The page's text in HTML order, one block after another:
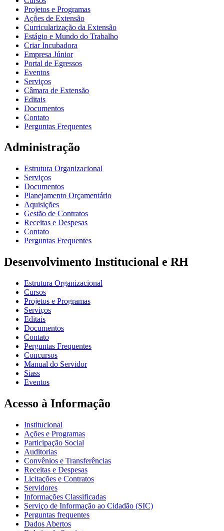
Projetos e Programas
Ações de Extensão
Curricularização da Extensão
Estágio e Mundo do Trabalho
Criar Incubadora
Empresa Júnior
Portal de Egressos
Eventos
Serviços
Câmara de Extensão
Editais
Documentos
Contato
Perguntas Frequentes
Administração
Estrutura Organizacional
Serviços
Documentos
Planejamento Orçamentário
Aquisições
Gestão de Contratos
Receitas e Despesas
Contato
Perguntas Frequentes
Desenvolvimento Institucional e RH
Estrutura Organizacional
Cursos
Projetos e Programas
Serviços
Editais
Documentos
Contato
Perguntas Frequentes
Concursos
Manual do Servidor
Siass
Eventos
Acesso à Informação
Institucional
Ações e Programas
Participação Social
Auditorias
Convênios e Transferências
Receitas e Despesas
Licitações e Contratos
Servidores
Informações Classificadas
Serviço de Informação ao Cidadão (SIC)
Perguntas frequentes
Dados Abertos